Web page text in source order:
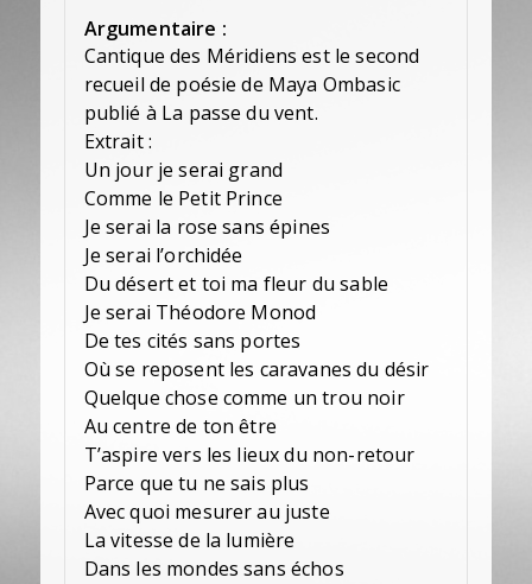
Argumentaire :
Cantique des Méridiens est le second
recueil de poésie de Maya Ombasic
publié à La passe du vent.
Extrait :
Un jour je serai grand
Comme le Petit Prince
Je serai la rose sans épines
Je serai l’orchidée
Du désert et toi ma fleur du sable
Je serai Théodore Monod
De tes cités sans portes
Où se reposent les caravanes du désir
Quelque chose comme un trou noir
Au centre de ton être
T’aspire vers les lieux du non-retour
Parce que tu ne sais plus
Avec quoi mesurer au juste
La vitesse de la lumière
Dans les mondes sans échos